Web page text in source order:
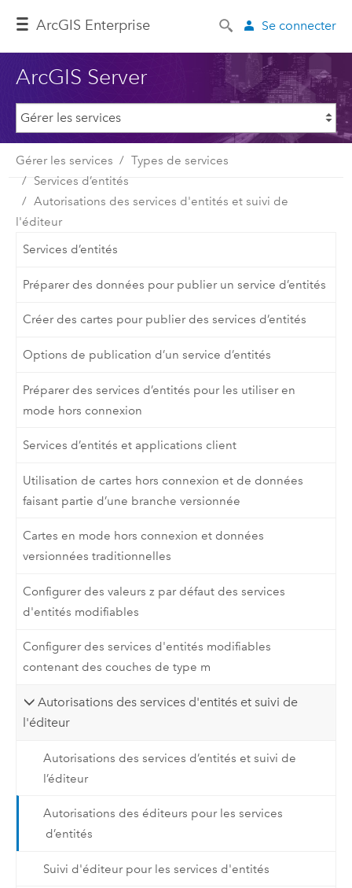
ArcGIS Enterprise Se connecter
ArcGIS Server
Gérer les services
Types de services
Services d’entités
Autorisations des services d'entités et suivi de
l'éditeur
Services d’entités
Préparer des données pour publier un service d’entités
Créer des cartes pour publier des services d’entités
Options de publication d’un service d’entités
Préparer des services d’entités pour les utiliser en
mode hors connexion
Services d’entités et applications client
Utilisation de cartes hors connexion et de données
faisant partie d’une branche versionnée
Cartes en mode hors connexion et données
versionnées traditionnelles
Configurer des valeurs z par défaut des services
d'entités modifiables
Configurer des services d'entités modifiables
contenant des couches de type m
Autorisations des services d'entités et suivi de
l'éditeur
Autorisations des services d’entités et suivi de
l’éditeur
Autorisations des éditeurs pour les services
d’entités
Suivi d'éditeur pour les services d'entités